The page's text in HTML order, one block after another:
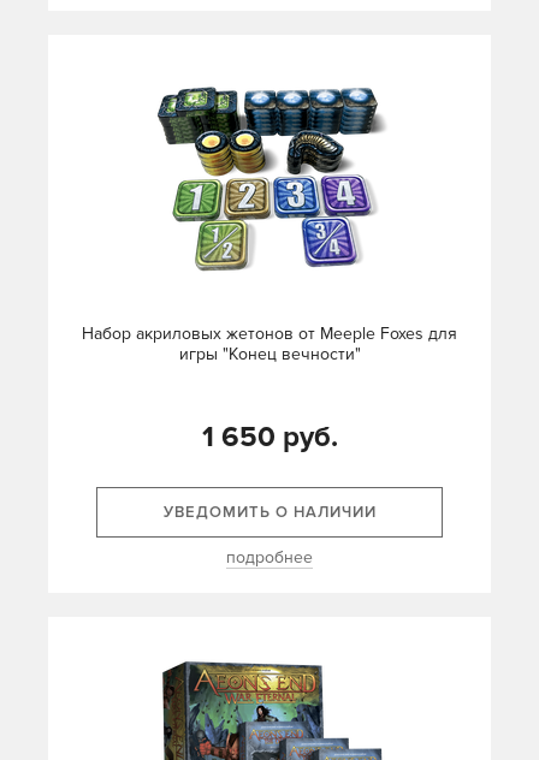
Набор акриловых жетонов от Meeple Foxes для
игры "Конец вечности"
1 650 руб.
УВЕДОМИТЬ О НАЛИЧИИ
подробнее